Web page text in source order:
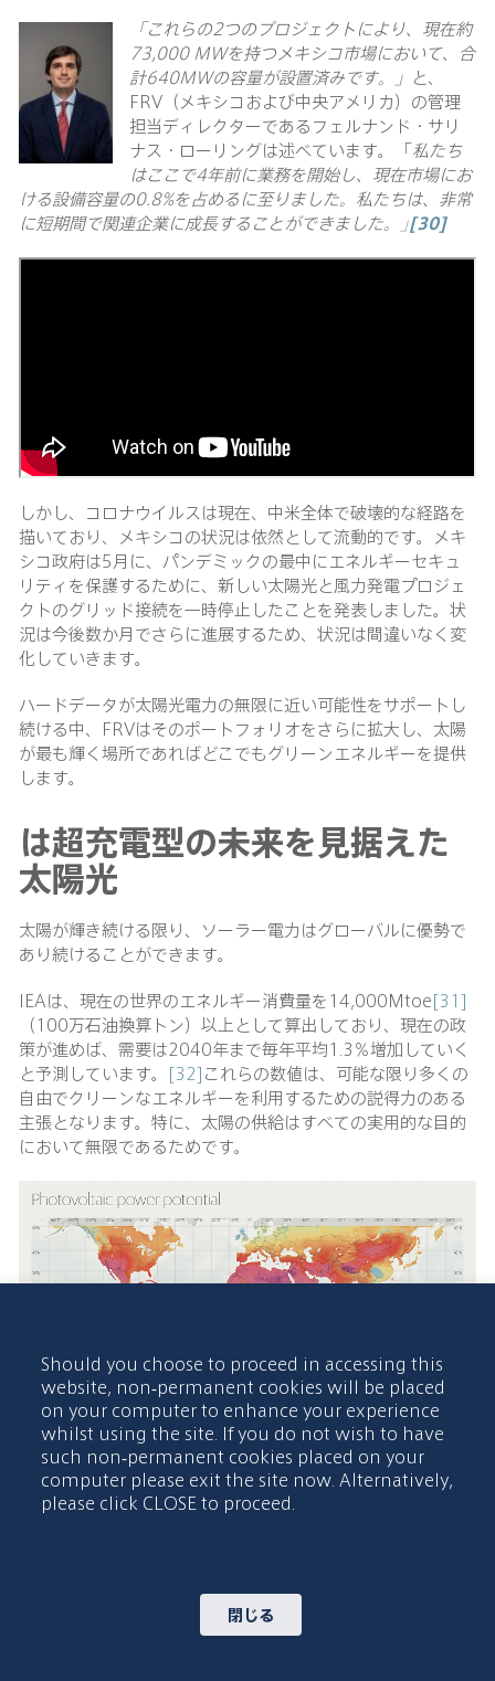
「これらの2つのプロジェクトにより、現在約
73,000 MWを持つメキシコ市場において、合
計640MWの容量が設置済みです。」 と、
FRV（メキシコおよび中央アメリカ）の管理
担当ディレクターであるフェルナンド・サリ
ナス・ローリングは述べています。 ｢私たち
はここで4年前に業務を開始し、現在市場にお
ける設備容量の0.8%を占めるに至りました。私たちは、非常
に短期間で関連企業に成長することができました。｣[30]
しかし、コロナウイルスは現在、中米全体で破壊的な経路を
描いており、メキシコの状況は依然として流動的です。メキ
シコ政府は5月に、パンデミックの最中にエネルギーセキュ
リティを保護するために、新しい太陽光と風力発電プロジェ
クトのグリッド接続を一時停止したことを発表しました。状
況は今後数か月でさらに進展するため、状況は間違いなく変
化していきます。
ハードデータが太陽光電力の無限に近い可能性をサポートし
続ける中、FRVはそのポートフォリオをさらに拡大し、太陽
が最も輝く場所であればどこでもグリーンエネルギーを提供
します。
は超充電型の未来を見据えた
太陽光
太陽が輝き続ける限り、ソーラー電力はグローバルに優勢で
あり続けることができます。
IEAは、現在の世界のエネルギー消費量を14,000Mtoe[31]
（100万石油換算トン）以上として算出しており、現在の政
策が進めば、需要は2040年まで毎年平均1.3％増加していく
と予測しています。 [32]これらの数値は、可能な限り多くの
自由でクリーンなエネルギーを利用するための説得力のある
主張となります。特に、太陽の供給はすべての実用的な目的
において無限であるためです。
たらされる課題と機会は、コロナウイルスの影でさらに影響
力を増しますが、会議が最終的に2021年に発表される予定
Should you choose to proceed in accessing this
website, non-permanent cookies will be placed
on your computer to enhance your experience
whilst using the site. If you do not wish to have
such non-permanent cookies placed on your
computer please exit the site now. Alternatively,
please click CLOSE to proceed.
閉じる